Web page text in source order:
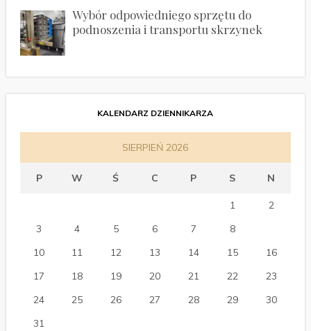
Wybór odpowiedniego sprzętu do
podnoszenia i transportu skrzynek
KALENDARZ DZIENNIKARZA
SIERPIEŃ 2026
P W Ś C P S N
1
2
3
4 5 6 7 8
10
11 12 13 14 15
16
17
18 19 20 21 22
23
24
25 26 27 28 29
30
31